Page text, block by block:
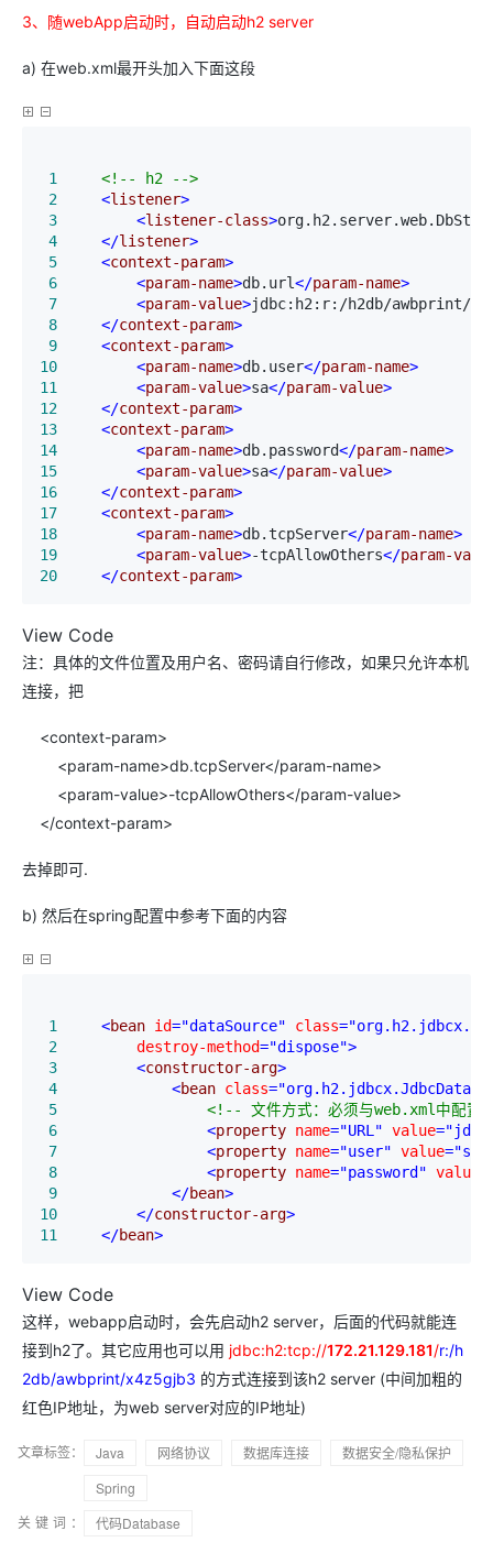
3、随webApp启动时，自动启动h2 server
a) 在web.xml最开头加入下面这段
1 <!-- h2
-->
2
<listener>
3
<listener-class>
4
</listener>
5
<context-param>
6
<param-name>db.url</param-name>
7
<param-value>jdbc:h2:r:/h2db/awbprint/
8
</context-param>
9
<context-param>
10
<param-name>db.user</param-name>
11
<param-value>sa</param-value>
12
</context-param>
13
<context-param>
14
<param-name>db.password</param-name>
15
<param-value>sa</param-value>
16
</context-param>
17
<context-param>
18
<param-name>db.tcpServer</param-name>
19
<param-value>-tcpAllowOthers</param-
20
</context-param>
View Code
注：具体的文件位置及用户名、密码请自行修改，如果只允许本机
连接，把
<context-param>
<param-name>db.tcpServer</param-name>
<param-value>-tcpAllowOthers</param-value>
</context-param>
去掉即可.
b) 然后在spring配置中参考下面的内容
1 <bean id="dataSource" class
2
        destroy-method
="dispose">
3
<constructor-arg>
4
<bean class
5
<!--
文件方式：必须与web.xml中配置
6
<property name="URL" value
7
<property name="user" value="sa"
8
<property name="password" value
9
</bean>
10
</constructor-arg>
11
</bean>
View Code
这样，webapp启动时，会先启动h2 server，后面的代码就能连
接到h2了。其它应用也可以用 jdbc:h2:tcp://172.21.129.181/r:/h
2db/awbprint/x4z5gjb3 的方式连接到该h2 server (中间加粗的
红色IP地址，为web server对应的IP地址)
文章标签： Java 网络协议 数据库连接
数据安全/隐私保护
Spring
关键词：
代码Database